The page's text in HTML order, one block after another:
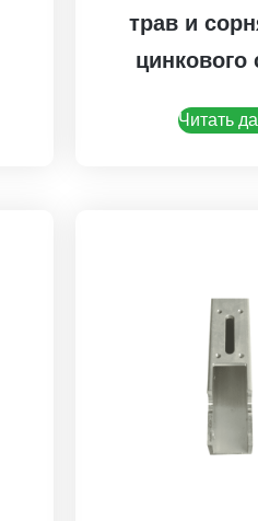
трав и
цинкового
Читать